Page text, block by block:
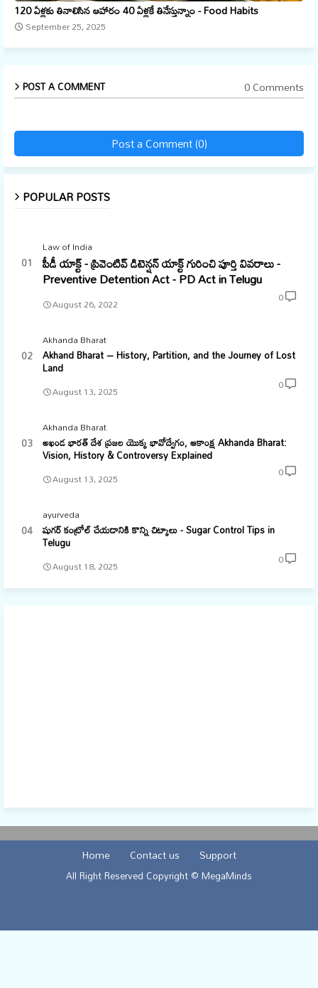
120 ఏళ్లకు తినాలిసిన ఆహారం 40 ఏళ్లకే తినేస్తున్నాం - Food Habits
September 25, 2025
POST A COMMENT 0 Comments
Post a Comment (0)
POPULAR POSTS
Law of India
పీడీ యాక్ట్ - ప్రివెంటివ్ డిటెన్షన్ యాక్ట్ గురించి పూర్తి వివరాలు -
Preventive Detention Act - PD Act in Telugu
August 26, 2022 0
Akhanda Bharat
Akhand Bharat – History, Partition, and the Journey of Lost
Land
August 13, 2025 0
Akhanda Bharat
అఖండ భారత్ దేశ ప్రజల యొక్క భావోద్వేగం, ఆకాంక్ష Akhanda Bharat:
Vision, History & Controversy Explained
August 13, 2025 0
ayurveda
షుగర్ కంట్రోల్ చేయడానికి కొన్ని చిట్కాలు - Sugar Control Tips in
Telugu
August 18, 2025 0
Home Contact us Support
All Right Reserved Copyright © MegaMinds